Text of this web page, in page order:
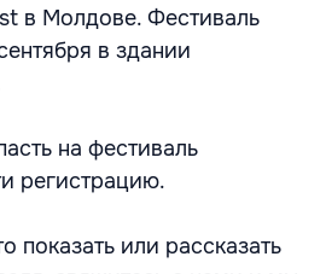
в Молдове. Фестиваль
в здании
на фестиваль
регистрацию.
показать или рассказать